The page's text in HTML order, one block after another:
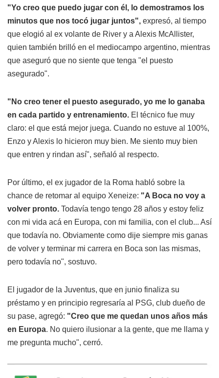
"Yo creo que puedo jugar con él, lo demostramos los
minutos que nos tocó jugar juntos", expresó, al tiempo
que elogió al ex volante de River y a Alexis McAllister,
quien también brilló en el mediocampo argentino, mientras
que aseguró que no siente que tenga "el puesto
asegurado".
"No creo tener el puesto asegurado, yo me lo ganaba
en cada partido y entrenamiento. El técnico fue muy
claro: el que está mejor juega. Cuando no estuve al 100%,
Enzo y Alexis lo hicieron muy bien. Me siento muy bien
que entren y rindan así", señaló al respecto.
Por último, el ex jugador de la Roma habló sobre la
chance de retomar al equipo Xeneize: "A Boca no voy a
volver pronto. Todavía tengo tengo 28 años y estoy feliz
con mi vida acá en Europa, con mi familia, con el club... Así
que todavía no. Obviamente como dije siempre mis ganas
de volver y terminar mi carrera en Boca son las mismas,
pero todavía no", sostuvo.
El jugador de la Juventus, que en junio finaliza su
préstamo y en principio regresaría al PSG, club dueño de
su pase, agregó: "Creo que me quedan unos años más
en Europa. No quiero ilusionar a la gente, que me llama y
me pregunta mucho", cerró.